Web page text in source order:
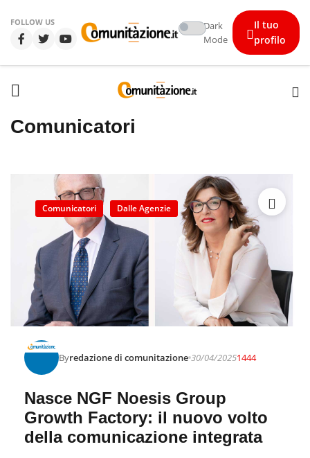
FOLLOW US
Dark
Mode
Il tuo
profilo
Comunicatori
Comunicatori Dalle Agenzie
Byredazione di comunitazione 30/04/20251444
Nasce NGF Noesis Group
Growth Factory: il nuovo volto
della comunicazione integrata